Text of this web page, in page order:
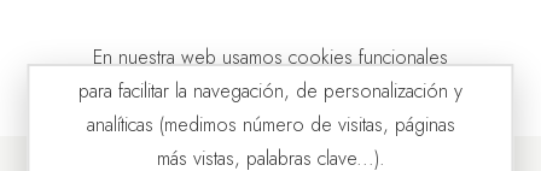
En nuestra web usamos cookies funcionales
para facilitar la navegación, de personalización y
analíticas (medimos número de visitas, páginas
más vistas, palabras clave...).